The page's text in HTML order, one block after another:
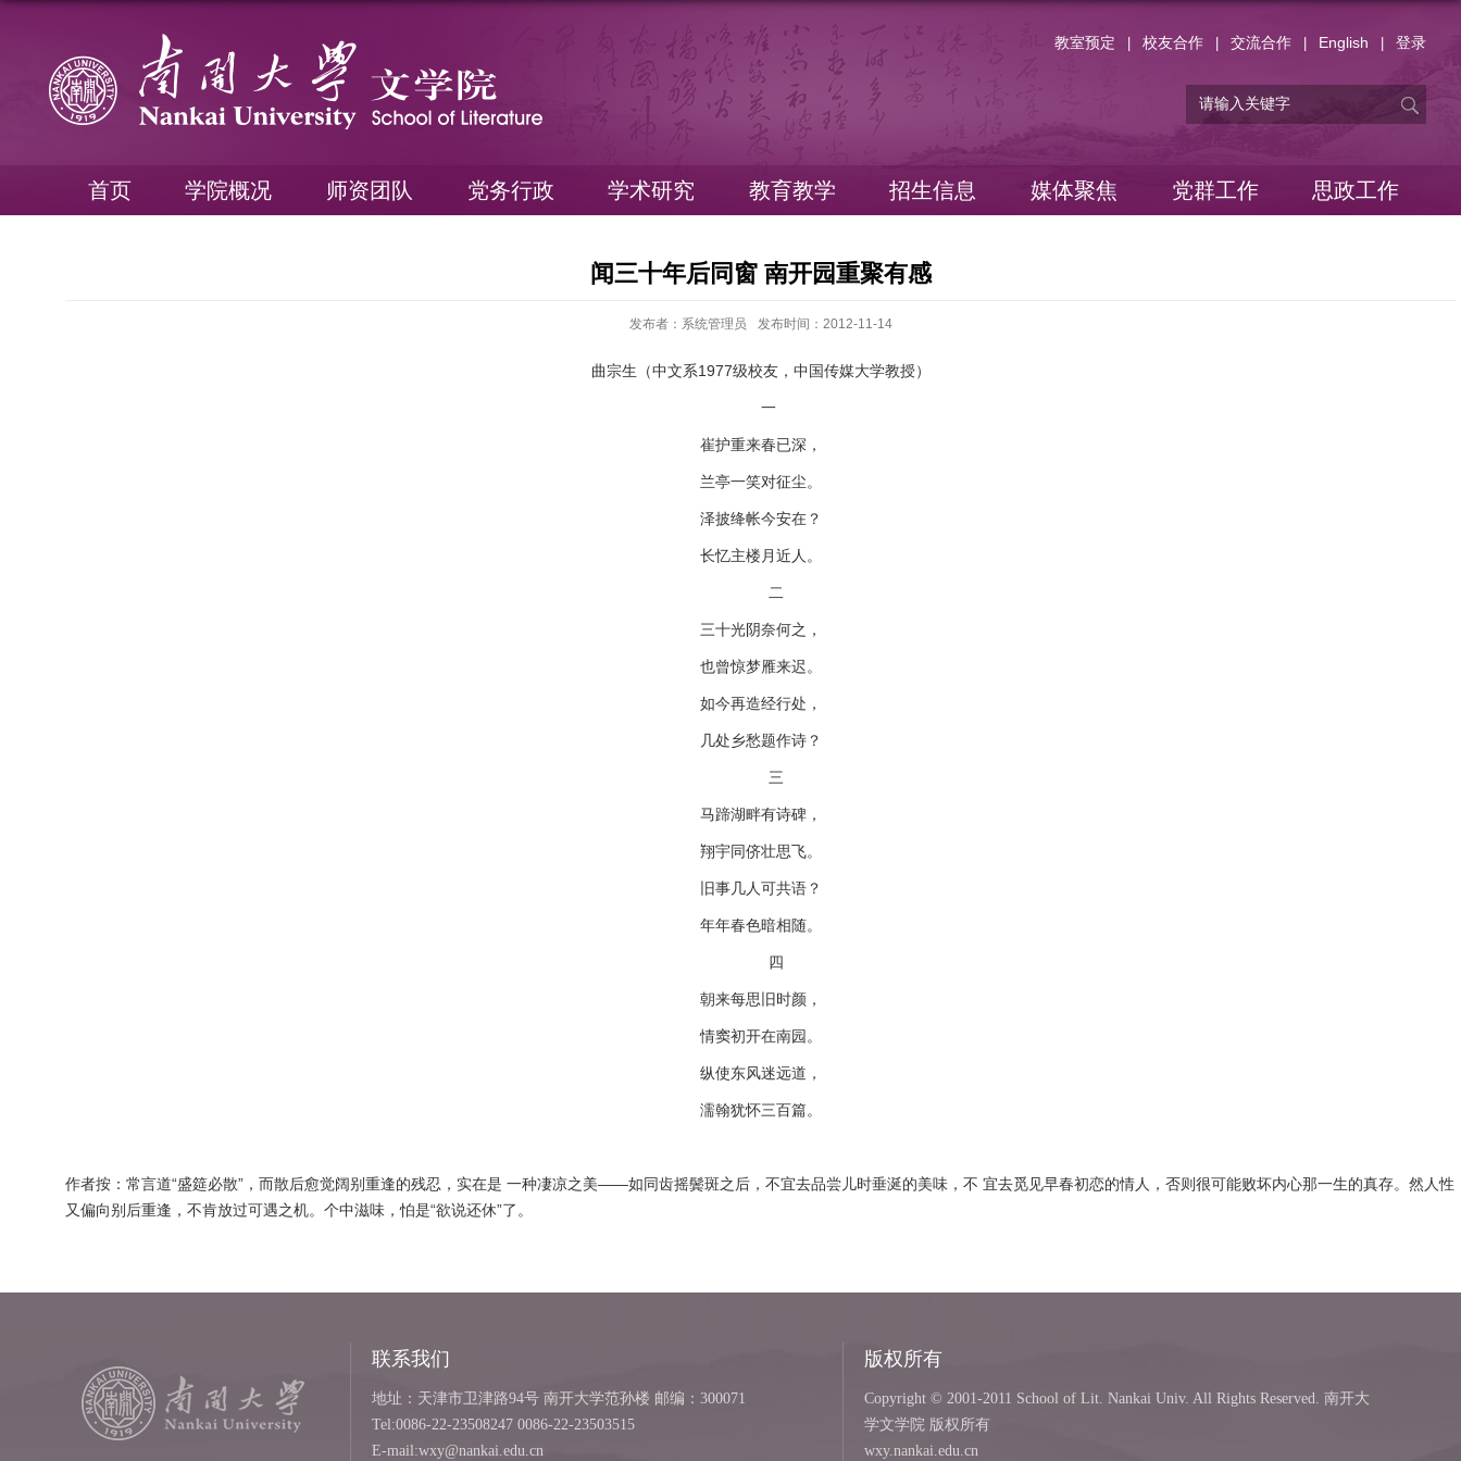
教室预定 校友合作 交流合作 English 登录
首页 学院概况 师资团队 党务行政 学术研究 教育教学 招生信息 媒体聚焦 党群工作 思政工作
闻三十年后同窗 南开园重聚有感
发布者：系统管理员 发布时间：2012-11-14
曲宗生（中文系1977级校友，中国传媒大学教授）
一
崔护重来春已深，
兰亭一笑对征尘。
泽披绛帐今安在？
长忆主楼月近人。
二
三十光阴奈何之，
也曾惊梦雁来迟。
如今再造经行处，
几处乡愁题作诗？
三
马蹄湖畔有诗碑，
翔宇同侪壮思飞。
旧事几人可共语？
年年春色暗相随。
四
朝来每思旧时颜，
情窦初开在南园。
纵使东风迷远道，
濡翰犹怀三百篇。
作者按：常言道“盛筵必散”，而散后愈觉阔别重逢的残忍，实在是 一种凄凉之美——如同齿摇鬓斑之后，不宜去品尝儿时垂涎的美味，不 宜去觅见早春初恋的情人，否则很可能败坏内心那一生的真存。然人性
又偏向别后重逢，不肯放过可遇之机。个中滋味，怕是“欲说还休”了。
联系我们
地址：天津市卫津路94号 南开大学范孙楼 邮编：300071
Tel:0086-22-23508247 0086-22-23503515
E-mail:wxy@nankai.edu.cn
版权所有
Copyright © 2001-2011 School of Lit. Nankai Univ. All Rights Reserved. 南开大
学文学院 版权所有
wxy.nankai.edu.cn